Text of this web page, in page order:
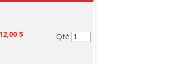
12,00 $ Qté